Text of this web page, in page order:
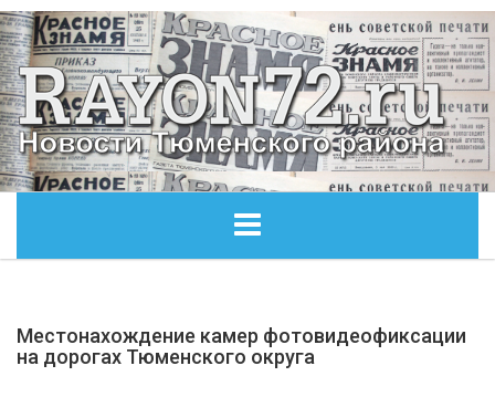
ОБЩЕСТВО
Местонахождение камер фотовидеофиксации
на дорогах Тюменского округа